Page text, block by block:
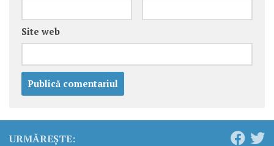
Site web
URMĂREȘTE: